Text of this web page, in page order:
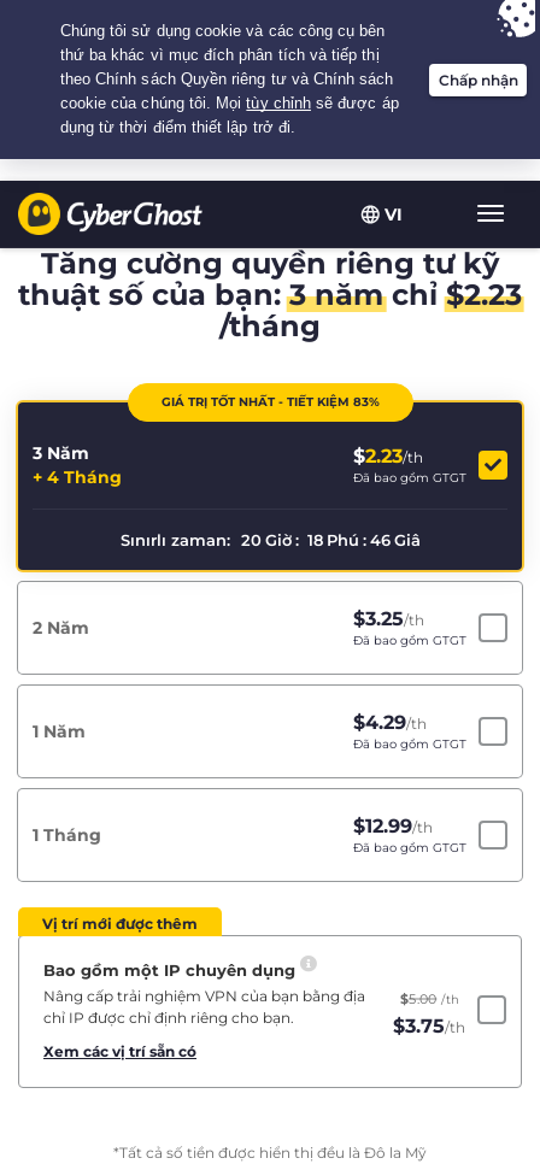
VI
đổi
điều
Your choice:The Best Dealfor 3.3333333333333-years at $
/month
Tăng cường quyền riêng tư kỹ
thuật số của bạn:3 nămchỉ$2.23
/tháng
GIÁ TRỊ TỐT NHẤT - TIẾT KIỆM 83%
3 Năm
+ 4 Tháng
$2.23/th
Đã bao gồm GTGT
Sınırlı zaman: 20 Giờ : 18 Phú : 46 Giâ
2 Năm $3.25/th
Đã bao gồm GTGT
1 Năm $4.29/th
Đã bao gồm GTGT
1 Tháng $12.99/th
Đã bao gồm GTGT
Vị trí mới được thêm
Bao gồm một IP chuyên dụng
Nâng cấp trải nghiệm VPN của bạn bằng địa
chỉ IP được chỉ định riêng cho bạn.
Xem các vị trí sẵn có
$5.00 /th
$3.75/th
*Tất cả số tiền được hiển thị đều là Đô la Mỹ